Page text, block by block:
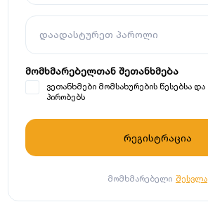
დაადასტურეთ პაროლი
მომხმარებელთან შეთანხმება
ვეთანხმები მომსახურების წესებსა და
პირობებს
მომხმარებელი შესვლა